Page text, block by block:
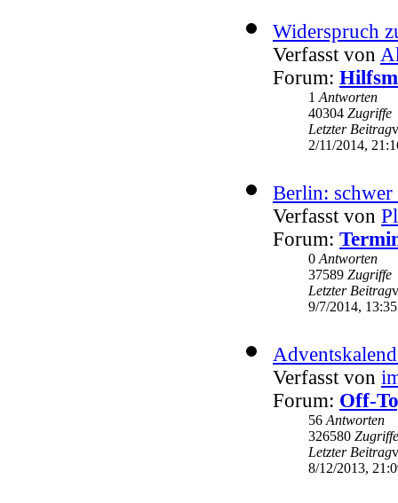
Widerspruch
Verfasst von
Forum:
1 Antworten
40304 Zugriffe
Letzter Beitrag
2/11/2014,
Berlin: schwer
Verfasst von
Forum:
0 Antworten
37589 Zugriffe
Letzter Beitrag
9/7/2014, 13:35
Verfasst von
Forum: Off-
56 Antworten
326580 Zugriffe
Letzter Beitrag
8/12/2013,